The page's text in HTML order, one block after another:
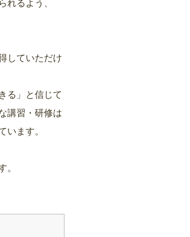
るよう、
していただけ
る」と信じて
講習・研修は
います。
。